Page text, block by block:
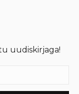
uudiskirjaga!